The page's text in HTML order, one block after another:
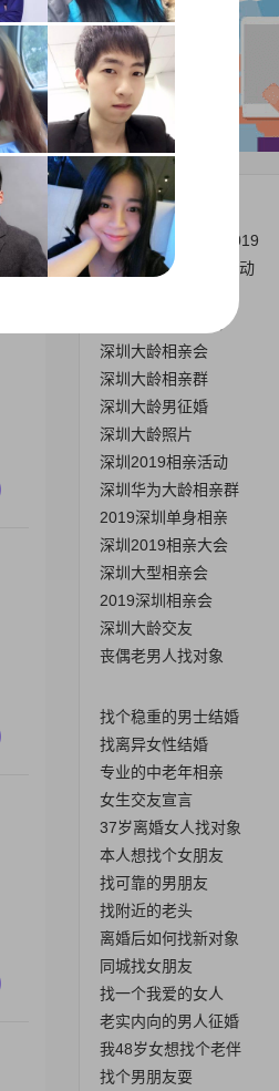
热门栏目
深圳大型相亲活动2019
深圳大龄相亲交友活动
深圳大龄相亲会
深圳大龄相亲群
深圳大龄男征婚
深圳大龄照片
深圳2019相亲活动
深圳华为大龄相亲群
2019深圳单身相亲
深圳2019相亲大会
深圳大型相亲会
2019深圳相亲会
深圳大龄交友
丧偶老男人找对象
找个稳重的男士结婚
找离异女性结婚
专业的中老年相亲
女生交友宣言
37岁离婚女人找对象
本人想找个女朋友
找可靠的男朋友
找附近的老头
离婚后如何找新对象
同城找女朋友
找一个我爱的女人
老实内向的男人征婚
我48岁女想找个老伴
找个男朋友耍